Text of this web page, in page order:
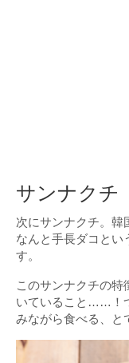
サンナクチ
次にサンナクチ。韓
なんと手長ダコとい
す。
このサンナクチの特
いていること……！
みながら食べる、と